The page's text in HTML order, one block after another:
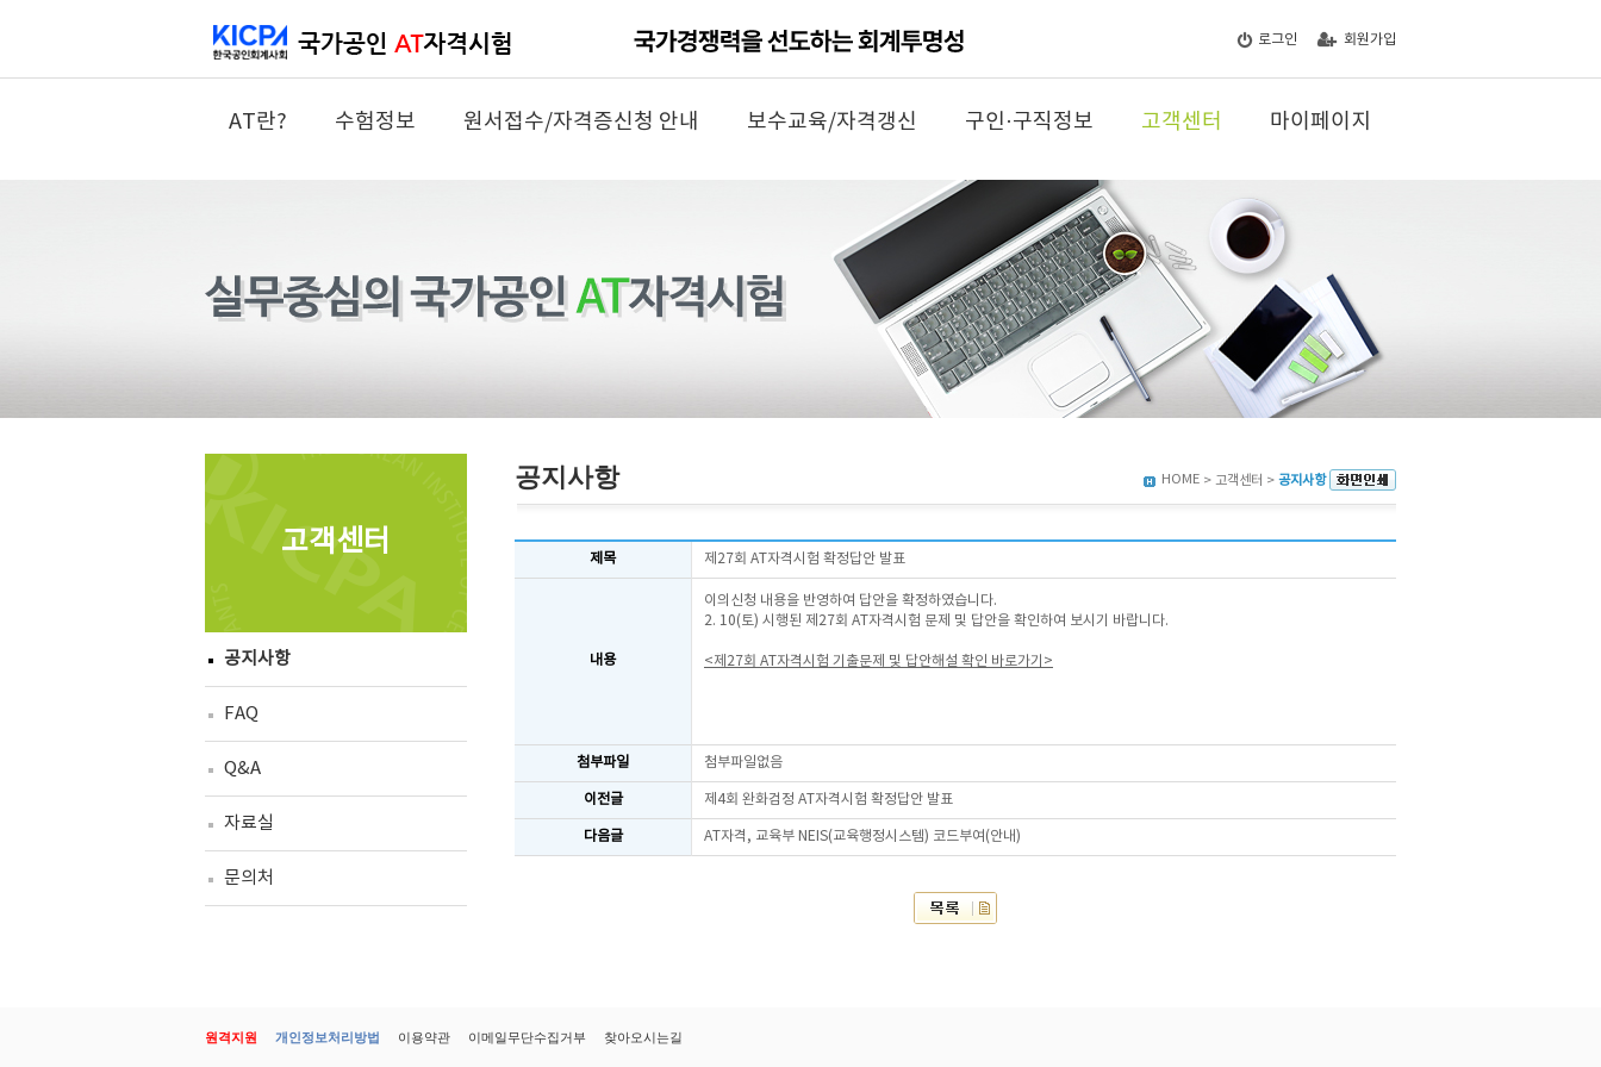
로그인 회원가입
AT란? 수험정보 원서접수/자격증신청 안내 보수교육/자격갱신 구인·구직정보 고객센터 마이페이지
고객센터
공지사항
FAQ
Q&A
자료실
문의처
공지사항 HOME > 고객센터 > 공지사항
제목 제27회 AT자격시험 확정답안 발표
내용
이의신청 내용을 반영하여 답안을 확정하였습니다.
2. 10(토) 시행된 제27회 AT자격시험 문제 및 답안을 확인하여 보시기 바랍니다.
<제27회 AT자격시험 기출문제 및 답안해설 확인 바로가기>
첨부파일 첨부파일없음
이전글 제4회 완화검정 AT자격시험 확정답안 발표
다음글 AT자격, 교육부 NEIS(교육행정시스템) 코드부여(안내)
원격지원 개인정보처리방법 이용약관 이메일무단수집거부 찾아오시는길